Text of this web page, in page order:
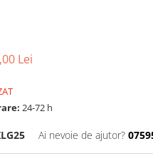
Lei
24-72 h
Ai nevoie de ajutor?